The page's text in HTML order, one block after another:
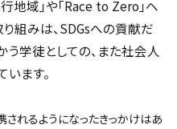
地域」や「Race to Zero」へ
組みは、SDGsへの貢献だ
学徒としての、また社会人
ます。
れるようになったきっかけはあ